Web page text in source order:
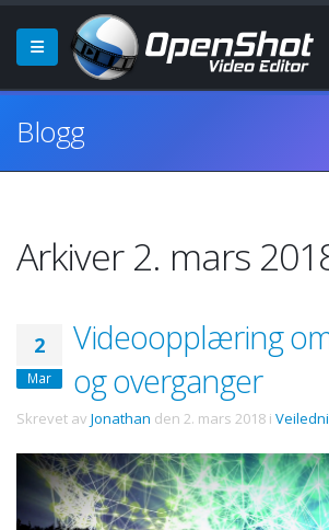
Blogg
Arkiver 2. mars
2
Mar
Videoopplæring
og overganger
Skrevet av Jonathan den 2. mars 2018 i